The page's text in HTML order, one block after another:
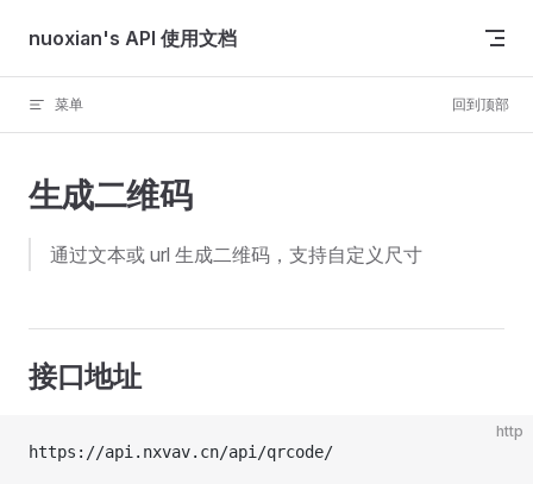
Skip to content
nuoxian's API 使用文档
菜单 回到顶部
生成二维码
通过文本或 url 生成二维码，支持自定义尺寸
接口地址
http
https://api.nxvav.cn/api/qrcode/